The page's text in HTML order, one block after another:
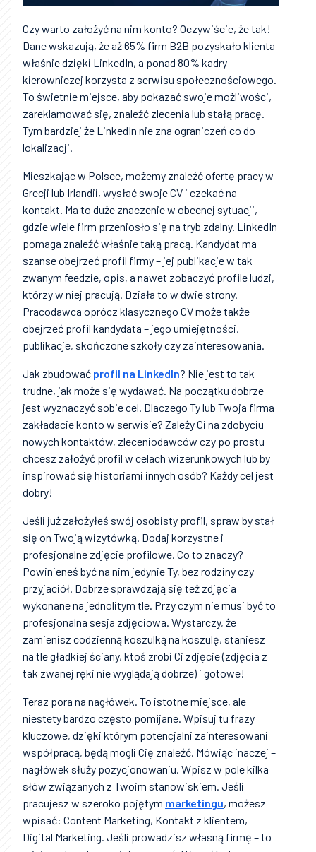
Czy warto założyć na nim konto? Oczywiście, że tak!
Dane wskazują, że aż 65% firm B2B pozyskało klienta
właśnie dzięki LinkedIn, a ponad 80% kadry
kierowniczej korzysta z serwisu społecznościowego.
To świetnie miejsce, aby pokazać swoje możliwości,
zareklamować się, znaleźć zlecenia lub stałą pracę.
Tym bardziej że LinkedIn nie zna ograniczeń co do
lokalizacji.
Mieszkając w Polsce, możemy znaleźć ofertę pracy w
Grecji lub Irlandii, wysłać swoje CV i czekać na
kontakt. Ma to duże znaczenie w obecnej sytuacji,
gdzie wiele firm przeniosło się na tryb zdalny. LinkedIn
pomaga znaleźć właśnie taką pracą. Kandydat ma
szanse obejrzeć profil firmy – jej publikacje w tak
zwanym feedzie, opis, a nawet zobaczyć profile ludzi,
którzy w niej pracują. Działa to w dwie strony.
Pracodawca oprócz klasycznego CV może także
obejrzeć profil kandydata – jego umiejętności,
publikacje, skończone szkoły czy zainteresowania.
Jak zbudować profil na LinkedIn? Nie jest to tak
trudne, jak może się wydawać. Na początku dobrze
jest wyznaczyć sobie cel. Dlaczego Ty lub Twoja firma
zakładacie konto w serwisie? Zależy Ci na zdobyciu
nowych kontaktów, zleceniodawców czy po prostu
chcesz założyć profil w celach wizerunkowych lub by
inspirować się historiami innych osób? Każdy cel jest
dobry!
Jeśli już założyłeś swój osobisty profil, spraw by stał
się on Twoją wizytówką. Dodaj korzystne i
profesjonalne zdjęcie profilowe. Co to znaczy?
Powinieneś być na nim jedynie Ty, bez rodziny czy
przyjaciół. Dobrze sprawdzają się też zdjęcia
wykonane na jednolitym tle. Przy czym nie musi być to
profesjonalna sesja zdjęciowa. Wystarczy, że
zamienisz codzienną koszulką na koszulę, staniesz
na tle gładkiej ściany, ktoś zrobi Ci zdjęcie (zdjęcia z
tak zwanej ręki nie wyglądają dobrze) i gotowe!
Teraz pora na nagłówek. To istotne miejsce, ale
niestety bardzo często pomijane. Wpisuj tu frazy
kluczowe, dzięki którym potencjalni zainteresowani
współpracą, będą mogli Cię znaleźć. Mówiąc inaczej –
nagłówek służy pozycjonowaniu. Wpisz w pole kilka
słów związanych z Twoim stanowiskiem. Jeśli
pracujesz w szeroko pojętym marketingu, możesz
wpisać: Content Marketing, Kontakt z klientem,
Digital Marketing. Jeśli prowadzisz własną firmę – to